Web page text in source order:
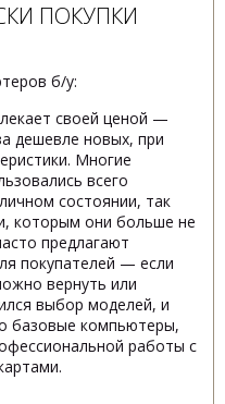
ПОКУПКИ
б/у:
своей ценой —
дешевле новых, при
Многие
всего
состоянии, так
которым они больше не
предлагают
покупателей — если
вернуть или
выбор моделей, и
базовые компьютеры,
работы с